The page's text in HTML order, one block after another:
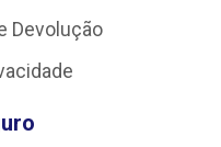
Devolução